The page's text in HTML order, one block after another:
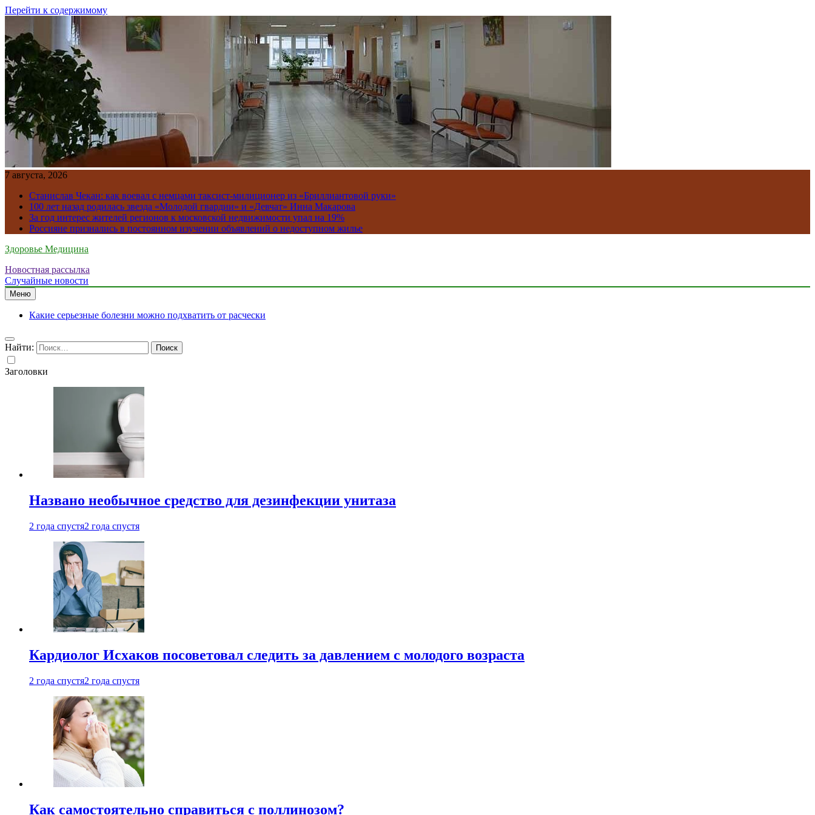
Перейти к содержимому
7 августа, 2026
Станислав Чекан: как воевал с немцами таксист-милиционер из «Бриллиантовой руки»
100 лет назад родилась звезда «Молодой гвардии» и «Девчат» Инна Макарова
За год интерес жителей регионов к московской недвижимости упал на 19%
Россияне признались в постоянном изучении объявлений о недоступном жилье
Здоровье Медицина
Новостная рассылка
Случайные новости
Меню
Какие серьезные болезни можно подхватить от расчески
Найти:
Заголовки
Названо необычное средство для дезинфекции унитаза
2 года спустя2 года спустя
Кардиолог Исхаков посоветовал следить за давлением с молодого возраста
2 года спустя2 года спустя
Как самостоятельно справиться с поллинозом?